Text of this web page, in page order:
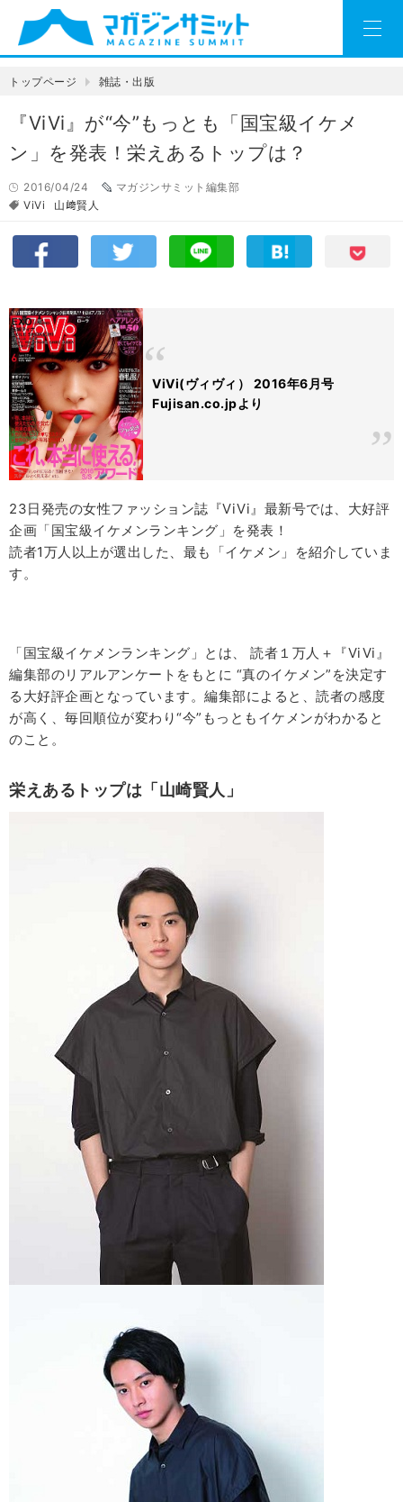
トップページ 雑誌・出版
『ViVi』が“今”もっとも「国宝級イケメ
ン」を発表！栄えあるトップは？
2016/04/24
マガジンサミット編集部
ViVi
山﨑賢人
ViVi(ヴィヴィ） 2016年6月号
Fujisan.co.jpより
23日発売の女性ファッション誌『ViVi』最新号では、大好評
企画「国宝級イケメンランキング」を発表！
読者1万人以上が選出した、最も「イケメン」を紹介していま
す。
「国宝級イケメンランキング」とは、 読者１万人＋『ViVi』
編集部のリアルアンケートをもとに “真のイケメン”を決定す
る大好評企画となっています。編集部によると、読者の感度
が高く、毎回順位が変わり“今”もっともイケメンがわかると
のこと。
栄えあるトップは「山崎賢人」